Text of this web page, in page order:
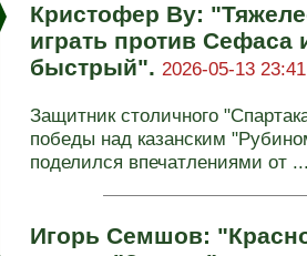
Кристофер Ву:
играть против
быстрый". 2026-05-13
Защитник столичного
победы над казанским
поделился впечатлениями от
Игорь Семшов: